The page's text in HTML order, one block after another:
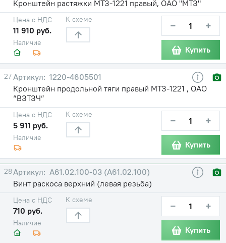
Кронштейн растяжки МТЗ-1221 правый, ОАО "МТЗ"
Наличие
Цена с НДС
11 910 руб.
К схеме − +
Купить
27
1220-4605501
Кронштейн продольной тяги правый МТЗ-1221 , ОАО
“ВЗТЗЧ”
Наличие
Цена с НДС
5 911 руб.
К схеме − +
Купить
28
А61.02.100-03 (А61.02.100)
Винт раскоса верхний (левая резьба)
Наличие
Цена с НДС
710 руб.
К схеме − +
Купить